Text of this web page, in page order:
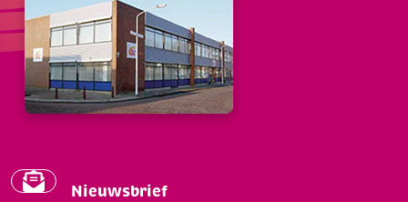
Nieuwsbrief